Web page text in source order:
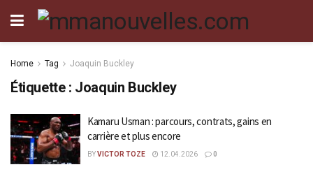
Home Tag Joaquin Buckley
Étiquette : Joaquin Buckley
Kamaru Usman : parcours, contrats, gains en
carrière et plus encore
BYVICTOR TOZE 12.04.2026 0